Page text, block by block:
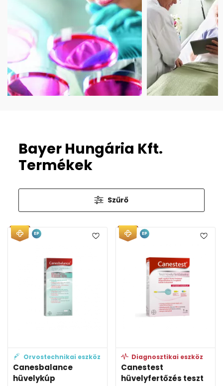
Bayer Hungária Kft.
Termékek
Szűrő
Orvostechnikai eszköz
Canesbalance
hüvelykúp
EP
Diagnosztikai eszköz
Canestest
hüvelyfertőzés teszt
EP